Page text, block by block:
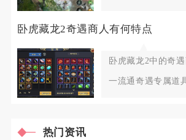
卧虎藏龙2奇遇商人有何特点
卧虎藏龙2中的奇
一流通奇遇专属道
热门资讯